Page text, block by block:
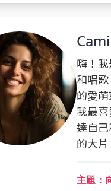
嗨！
和唱
的愛
我最
達自
的大
主題：